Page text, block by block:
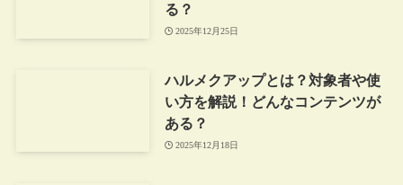
る？
2025年12月25日
ハルメクアップとは？対象者や使
い方を解説！どんなコンテンツが
ある？
2025年12月18日